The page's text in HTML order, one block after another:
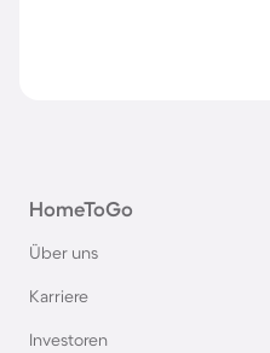
HomeToGo
Über uns
Karriere
Investoren